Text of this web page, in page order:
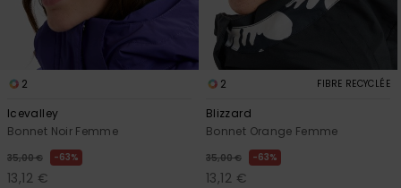
2
Icevalley
Bonnet Noir Femme
35,00 € 63%
13,12 €
2 FIBRE RECYCLÉE
Blizzard
Bonnet Orange Femme
35,00 € 63%
13,12 €